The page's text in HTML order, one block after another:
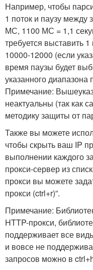
Например, чтобы
1 поток и паузу между
МС, 1100 МС = 1,1
требуется выставить
10000-12000 (если
время паузы будет
указанного диапазона
Примечание:
неактуальны (так как
методику защиты от
Также вы можете
чтобы скрыть ваш IP
выполнении каждого
прокси-сервер из
прокси вы можете
прокси (ctrl+r)”.
Примечание:
HTTP-прокси,
поддерживает все
и вовсе не
запросов можно в